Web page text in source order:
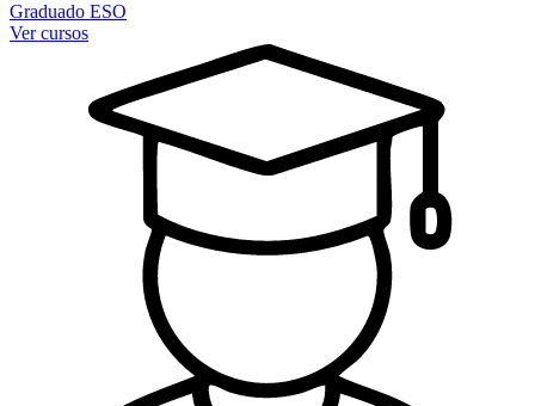
Graduado ESO
Ver cursos